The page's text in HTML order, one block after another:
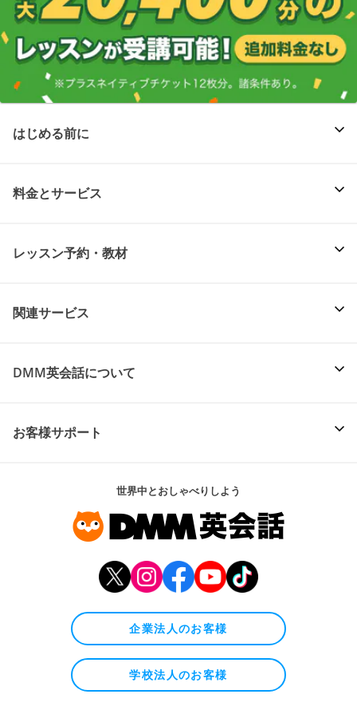
はじめる前に
料金とサービス
レッスン予約・教材
関連サービス
DMM英会話について
お客様サポート
世界中とおしゃべりしよう
企業法人のお客様
学校法人のお客様